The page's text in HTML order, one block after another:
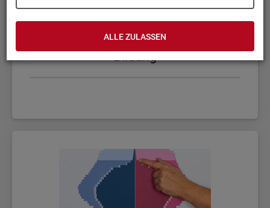
ALLE ZULASSEN
Bil­dung